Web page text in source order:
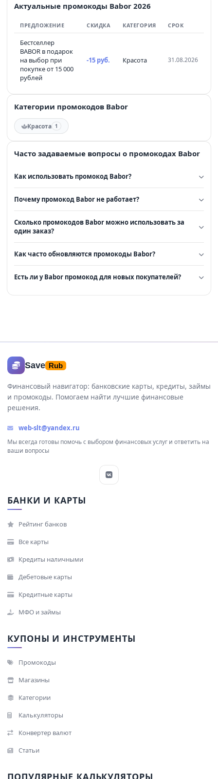
Актуальные промокоды Babor 2026
ПРЕДЛОЖЕНИЕ СКИДКА КАТЕГОРИЯ СРОК
Бестселлер
BABOR в подарок
на выбор при
покупке от 15 000
рублей
-15 руб. Красота 31.08.2026
Категории промокодов Babor
Красота 1
Часто задаваемые вопросы о промокодах Babor
Как использовать промокод Babor?
Почему промокод Babor не работает?
Сколько промокодов Babor можно использовать за
один заказ?
Как часто обновляются промокоды Babor?
Есть ли у Babor промокод для новых покупателей?
Save Rub
Финансовый навигатор: банковские карты, кредиты, займы
и промокоды. Помогаем найти лучшие финансовые
решения.
web-slt@yandex.ru
Мы всегда готовы помочь с выбором финансовых услуг и ответить на
ваши вопросы
БАНКИ И КАРТЫ
Рейтинг банков
Все карты
Кредиты наличными
Дебетовые карты
Кредитные карты
МФО и займы
КУПОНЫ И ИНСТРУМЕНТЫ
Промокоды
Магазины
Категории
Калькуляторы
Конвертер валют
Статьи
ПОПУЛЯРНЫЕ КАЛЬКУЛЯТОРЫ